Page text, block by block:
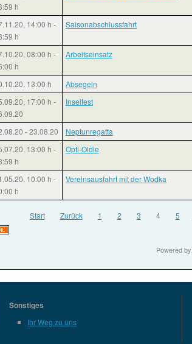
h
, 14:00 h -
h
Saisonabschlussfahrt
, 08:00 h -
h
Arbeitseinsatz
, 13:00 h Absegeln
, 17:00 h -
Inselfest
-23.08.20 Neptunregatta
, 13:00 h -
h
Opti-Oldie
, 10:00 h -
h
Vereinsausfahrt mit der Wodka
Start Zurück 1 2 3 4 5
Powered by
Sonstiges
Ihr Weg zu uns